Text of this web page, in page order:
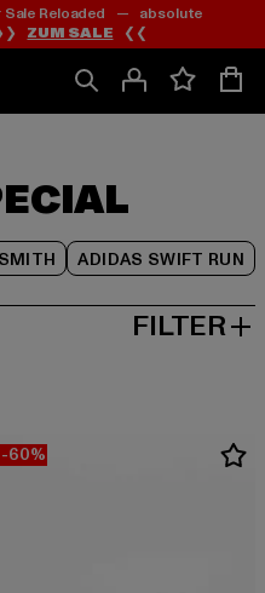
springen
springen
Reloaded — absolute
ZUM SALE ❮❮
ADIDAS SWIFT RUN
springen
FILTER
-60%